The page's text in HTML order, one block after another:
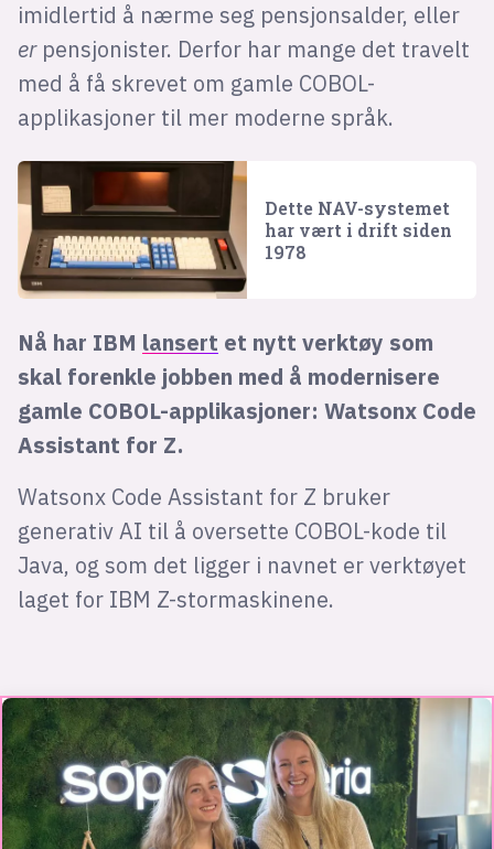
imidlertid å nærme seg pensjonsalder, eller
er pensjonister. Derfor har mange det travelt
med å få skrevet om gamle COBOL-
applikasjoner til mer moderne språk.
Dette NAV-systemet
har vært i drift siden
1978
Nå har IBM lansert et nytt verktøy som
skal forenkle jobben med å modernisere
gamle COBOL-applikasjoner: Watsonx Code
Assistant for Z.
Watsonx Code Assistant for Z bruker
generativ AI til å oversette COBOL-kode til
Java, og som det ligger i navnet er verktøyet
laget for IBM Z-stormaskinene.